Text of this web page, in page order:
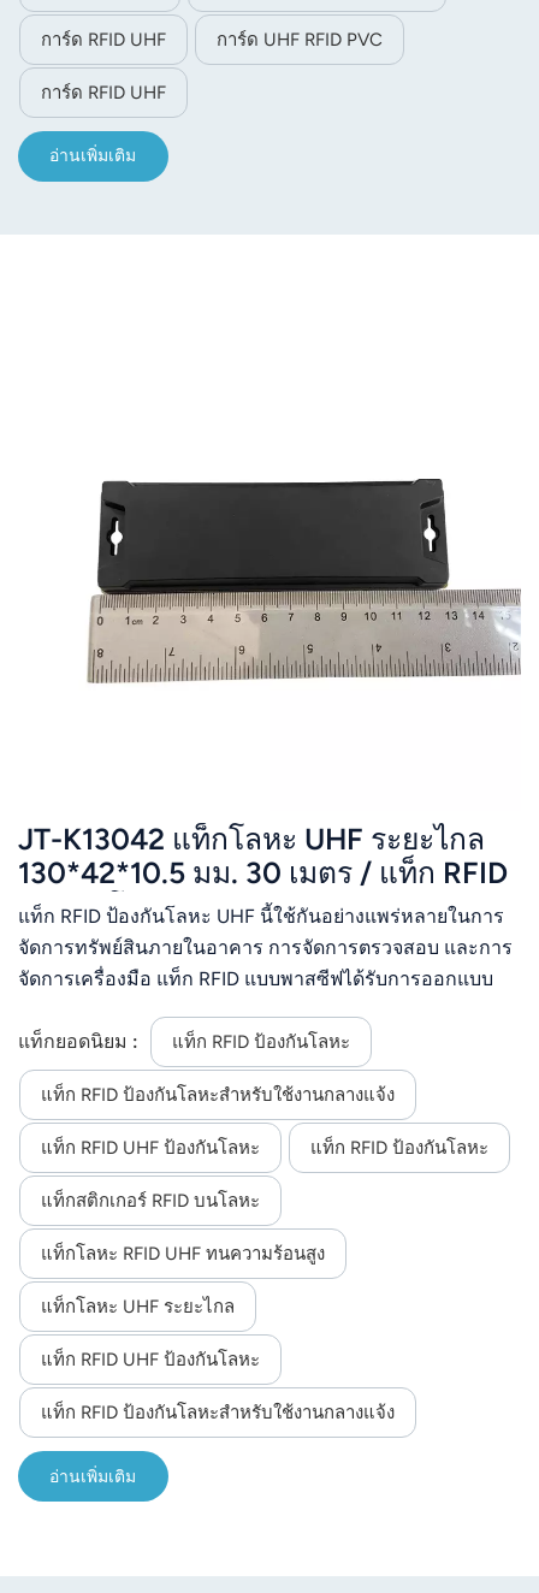
การ์ด RFID UHF การ์ด UHF RFID PVC
การ์ด RFID UHF
อ่านเพิ่มเติม
JT-K13042 แท็กโลหะ UHF ระยะไกล
130*42*10.5 มม. 30 เมตร / แท็ก RFID
ป้องกันโลหะ ABS
แท็ก RFID ป้องกันโลหะ UHF นี้ใช้กันอย่างแพร่หลายในการ
จัดการทรัพย์สินภายในอาคาร การจัดการตรวจสอบ และการ
จัดการเครื่องมือ แท็ก RFID แบบพาสซีฟได้รับการออกแบบ
ทั้งภายในและภายนอกอาคารในสภาพแวดล้อมอุตสาหกรรม
ที่รุนแรง
แท็กยอดนิยม : แท็ก RFID ป้องกันโลหะ
แท็ก RFID ป้องกันโลหะสำหรับใช้งานกลางแจ้ง
แท็ก RFID UHF ป้องกันโลหะ แท็ก RFID ป้องกันโลหะ
แท็กสติกเกอร์ RFID บนโลหะ
แท็กโลหะ RFID UHF ทนความร้อนสูง
แท็กโลหะ UHF ระยะไกล
แท็ก RFID UHF ป้องกันโลหะ
แท็ก RFID ป้องกันโลหะสำหรับใช้งานกลางแจ้ง
อ่านเพิ่มเติม